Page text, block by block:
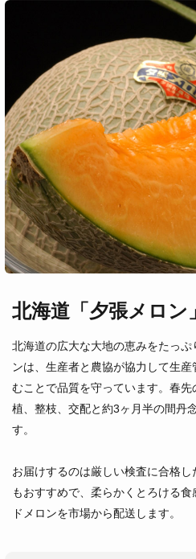
北海道「夕張メロン
北海道の広大な大地の恵みをたっ
ンは、生産者と農協が協力して生
むことで品質を守っています。春
植、整枝、交配と約3ヶ月半の間丹
す。
お届けするのは厳しい検査に合格
もおすすめで、柔らかくとろける
ドメロンを市場から配送します。